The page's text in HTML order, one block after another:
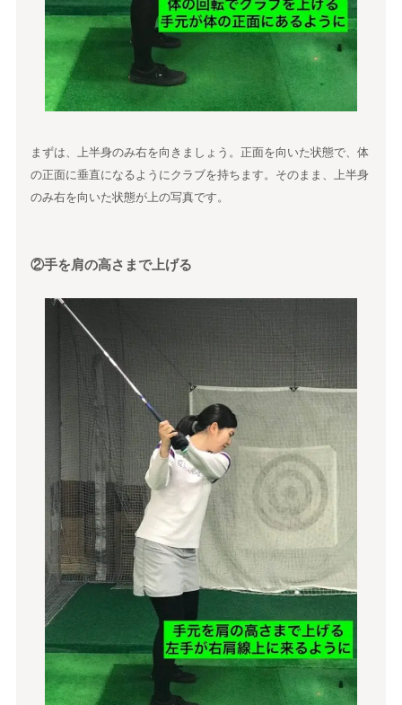
まずは、上半身のみ右を向きましょう。正面を向いた状態で、体
の正面に垂直になるようにクラブを持ちます。そのまま、上半身
のみ右を向いた状態が上の写真です。
②手を肩の高さまで上げる